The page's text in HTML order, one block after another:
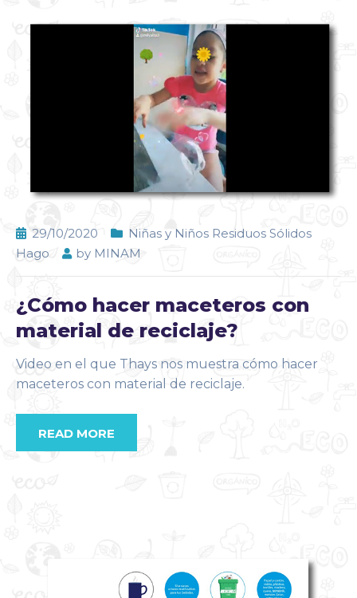
29/10/2020
Niñas y Niños Residuos Sólidos
Hago
by MINAM
¿Cómo hacer maceteros con
material de reciclaje?
Video en el que Thays nos muestra cómo hacer
maceteros con material de reciclaje.
READ MORE